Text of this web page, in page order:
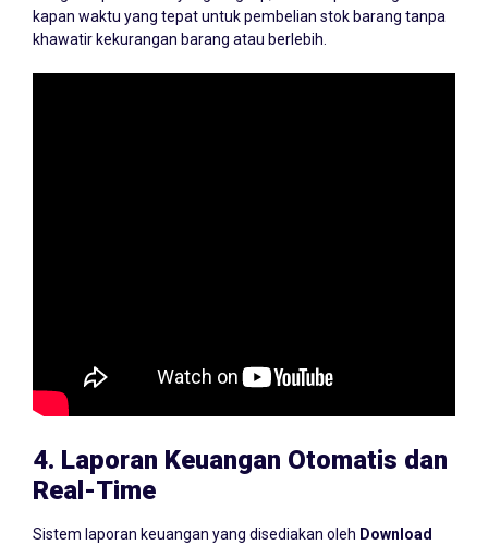
kapan waktu yang tepat untuk pembelian stok barang tanpa
khawatir kekurangan barang atau berlebih.
4. Laporan Keuangan Otomatis dan
Real-Time
Sistem laporan keuangan yang disediakan oleh Download